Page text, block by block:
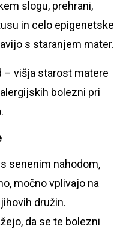
slogu, prehrani,
in celo epigenetske
s staranjem mater.
– višja starost matere
bolezni pri
senenim nahodom,
močno vplivajo na
družin.
da se te bolezni